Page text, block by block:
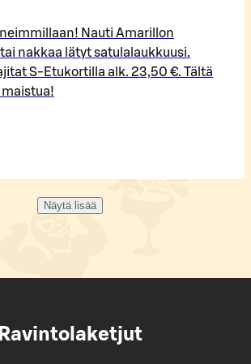
Nauti Amarillon
nakkaa lätyt satulalaukkuusi.
S-Etukortilla alk. 23,50 €. Tältä
Näytä lisää
Ravintolaketjut